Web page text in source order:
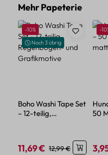
Produktgalerie überspringen
Mehr Papeterie
Rabatt
-10%
Noch 3 übrig
Boho Washi Tape Set
– 12-teilig,
Verkaufspreis:
11,69 € Regulärer Preis:
12,99 €
-
50